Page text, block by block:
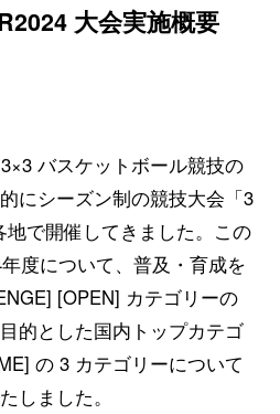
大会実施概要
バスケットボール競技の
にシーズン制の競技大会「3
地で開催してきました。この
度について、普及・育成を
[OPEN] カテゴリーの
的とした国内トップカテゴ
の 3 カテゴリーについて
しました。